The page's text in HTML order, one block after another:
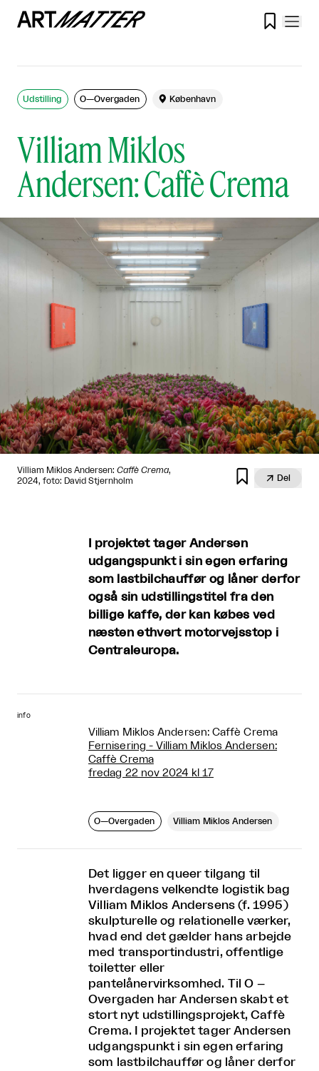

Villiam Miklos
Andersen: Caffè Crema
Udstilling O—Overgaden  København
Villiam Miklos Andersen: Caffè Crema,
2024, foto: David Stjernholm
  Del
I projektet tager Andersen
udgangspunkt i sin egen erfaring
som lastbilchauffør og låner derfor
også sin udstillingstitel fra den
billige kaffe, der kan købes ved
næsten ethvert motorvejsstop i
Centraleuropa.
info
Villiam Miklos Andersen: Caffè Crema
Fernisering - Villiam Miklos Andersen:
Caffè Crema
fredag 22 nov 2024 kl 17
O—Overgaden Villiam Miklos Andersen
Det ligger en queer tilgang til
hverdagens velkendte logistik bag
Villiam Miklos Andersens (f. 1995)
skulpturelle og relationelle værker,
hvad end det gælder hans arbejde
med transportindustri, offentlige
toiletter eller
pantelånervirksomhed. Til O –
Overgaden har Andersen skabt et
stort nyt udstillingsprojekt, Caffè
Crema. I projektet tager Andersen
udgangspunkt i sin egen erfaring
som lastbilchauffør og låner derfor